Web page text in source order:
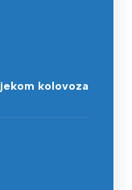
kolovoza